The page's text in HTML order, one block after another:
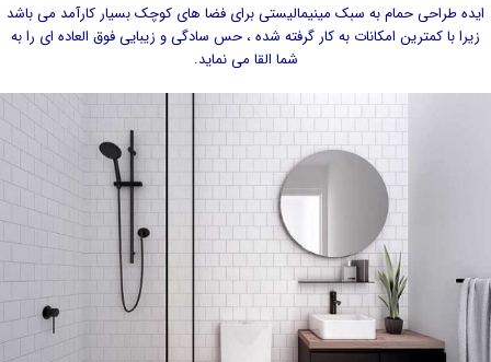
ایده طراحی حمام به سبک مینیمالیستی برای فضا های کوچک بسیار کارآمد می باشد
زیرا با کمترین امکانات به کار گرفته شده ، حس سادگی و زیبایی فوق العاده ای را به
شما القا می نماید.